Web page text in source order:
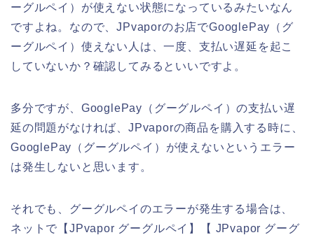
ーグルペイ）が使えない状態になっているみたいなん
ですよね。なので、JPvaporのお店でGooglePay（グ
ーグルペイ）使えない人は、一度、支払い遅延を起こ
していないか？確認してみるといいですよ。
多分ですが、GooglePay（グーグルペイ）の支払い遅
延の問題がなければ、JPvaporの商品を購入する時に、
GooglePay（グーグルペイ）が使えないというエラー
は発生しないと思います。
それでも、グーグルペイのエラーが発生する場合は、
ネットで【JPvapor グーグルペイ】【 JPvapor グーグ